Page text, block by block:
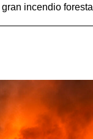
incendio forestal